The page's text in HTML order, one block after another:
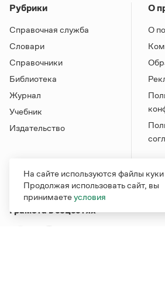
Рубрики
Справочная служба
Словари
Справочники
Библиотека
Журнал
Учебник
Издательство
О
О
Грамота в соцсетях
На сайте используются файлы куки
Продолжая использовать сайт, вы
принимаетеусловия